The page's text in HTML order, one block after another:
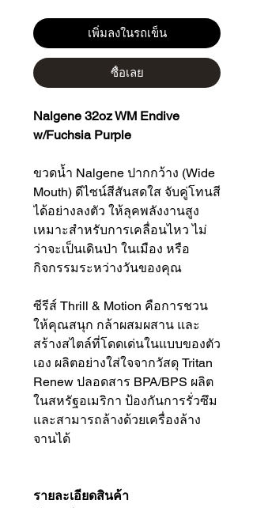
เพิ่มลงในรถเข็น
ซื้อเลย
Nalgene 32oz WM Endive
w/Fuchsia Purple
ขวดน้ำ Nalgene ปากกว้าง (Wide
Mouth) ดีไซน์สีสันสดใส จับคู่โทนสี
ได้อย่างลงตัว ให้ลุคพลังงานสูง
เหมาะสำหรับการเคลื่อนไหว ไม่
ว่าจะเป็นเดินป่า ในเมือง หรือ
กิจกรรมระหว่างวันของคุณ
ซีรีส์ Thrill & Motion คือการชวน
ให้คุณสนุก กล้าผสมผสาน และ
สร้างสไตล์ที่โดดเด่นในแบบของตัว
เอง ผลิตอย่างใส่ใจจากวัสดุ Tritan
Renew ปลอดสาร BPA/BPS ผลิต
ในสหรัฐอเมริกา ป้องกันการรั่วซึม
และสามารถล้างด้วยเครื่องล้าง
จานได้
รายละเอียดสินค้า